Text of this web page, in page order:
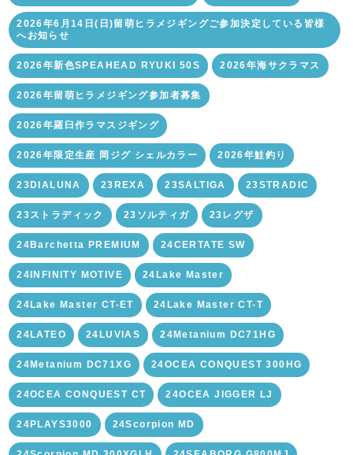
2026年6月14日(日)留萌ヒラメジギングご参加決定している皆様
へお知らせ
2026年新色SPEAHEAD RYUKI 50S 2026年海サクラマス
2026年留萌ヒラメジギング参加者募集
2026年羅臼作ラマスジギング
2026年限定生産 岡ジグ シェルカラー 2026年鮭釣り
23DIALUNA 23REXA 23SALTIGA 23STRADIC
23ストラディック 23ソルティガ 23レグザ
24Barchetta PREMIUM 24CERTATE SW
24INFINITY MOTIVE 24Lake Master
24Lake Master CT-ET 24Lake Master CT-T
24LATEO 24LUVIAS 24Metanium DC71HG
24Metanium DC71XG 24OCEA CONQUEST 300HG
24OCEA CONQUEST CT 24OCEA JIGGER LJ
24PLAYS3000 24Scorpion MD